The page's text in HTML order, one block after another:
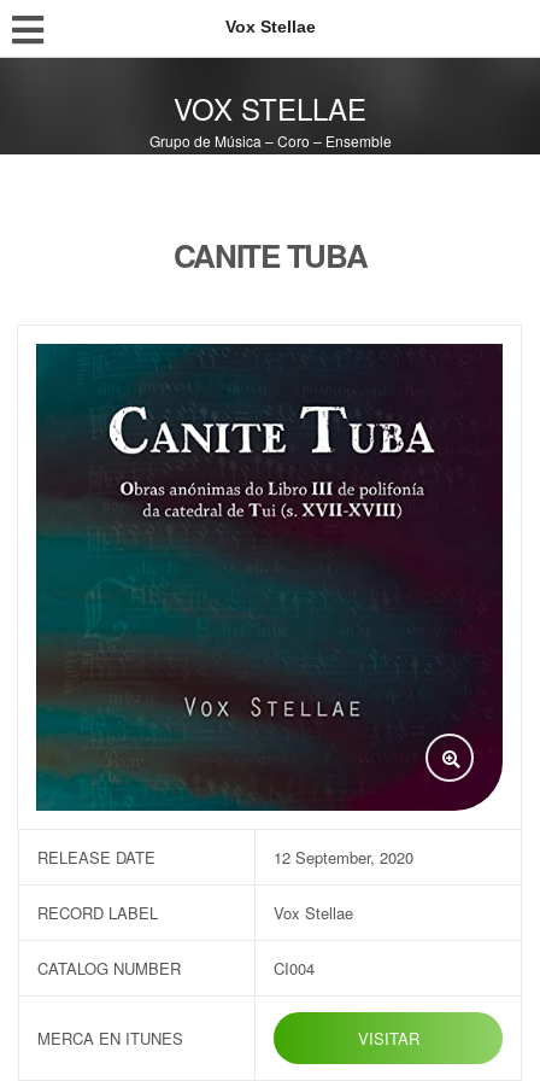
Vox Stellae
VOX STELLAE
Grupo de Música – Coro – Ensemble
CANITE TUBA
RELEASE DATE 12 September, 2020
RECORD LABEL Vox Stellae
CATALOG NUMBER CI004
MERCA EN ITUNES VISITAR